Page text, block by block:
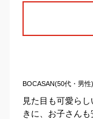
BOCASAN(50代・男性)
見た目も可愛ら
きに、お子さんも